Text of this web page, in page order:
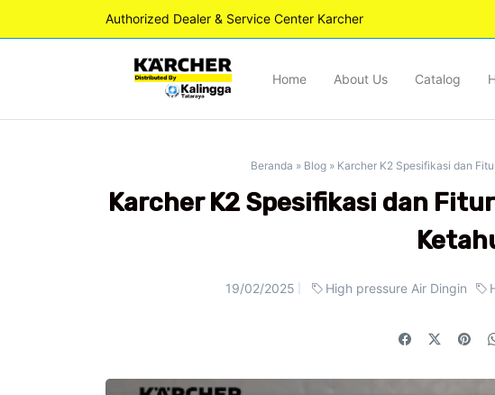
Authorized Dealer & Service Center Karcher
Home About Us Catalog
Beranda » Blog » Karcher K2 Spesifikasi dan
Karcher K2 Spesifikasi dan
19/02/2025 High pressure Air Dingin